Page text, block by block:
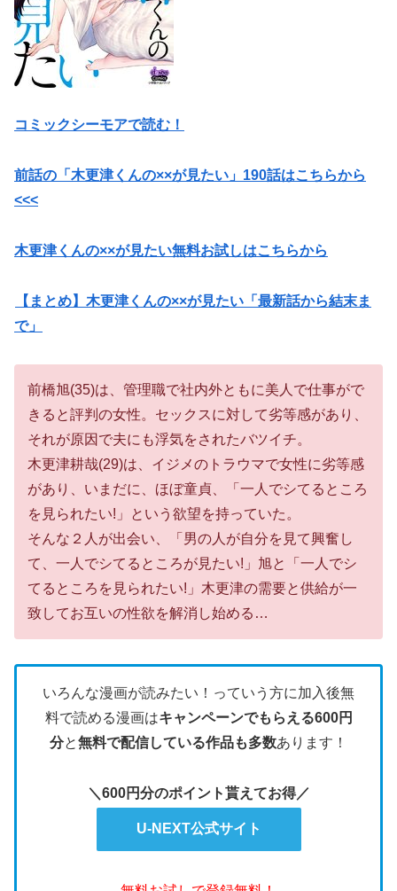
コミックシーモアで読む！
前話の「木更津くんの××が見たい」190話はこちらから
<<<
木更津くんの××が見たい無料お試しはこちらから
【まとめ】木更津くんの××が見たい「最新話から結末ま
で」
前橋旭(35)は、管理職で社内外ともに美人で仕事がで
きると評判の女性。セックスに対して劣等感があり、
それが原因で夫にも浮気をされたバツイチ。
木更津耕哉(29)は、イジメのトラウマで女性に劣等感
があり、いまだに、ほぼ童貞、「一人でシてるところ
を見られたい!」という欲望を持っていた。
そんな２人が出会い、「男の人が自分を見て興奮し
て、一人でシてるところが見たい!」旭と「一人でシ
てるところを見られたい!」木更津の需要と供給が一
致してお互いの性欲を解消し始める…
いろんな漫画が読みたい！っていう方に加入後無
料で読める漫画はキャンペーンでもらえる600円
分と無料で配信している作品も多数あります！
＼600円分のポイント貰えてお得／
U-NEXT公式サイト